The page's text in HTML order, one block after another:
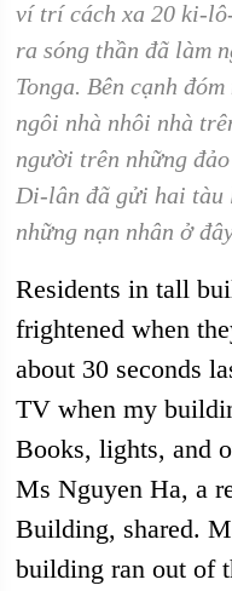
ví trí cách xa 20 ki-
ra sóng thần đã làm
Tonga. Bên cạnh
ngôi nhà nhôi nhà
người trên những
Di-lân đã gửi hai tàu
những nạn nhân ở
Residents in tall
frightened when
about 30 seconds
TV when my
Books, lights, and
Ms Nguyen Ha, a
Building, shared.
building ran out of